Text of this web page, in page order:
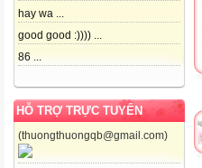
hay wa ...
good good :)))) ...
86 ...
HỖ TRỢ TRỰC TUYẾN
(thuongthuongqb@gmail.com)